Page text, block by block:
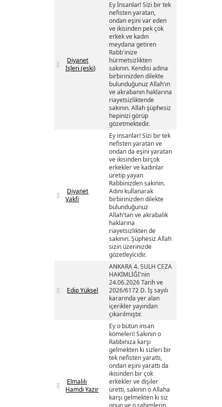
Diyanet
İşleri (eski)
Ey İnsanlar! Sizi bir tek
nefisten yaratan,
ondan eşini var eden
ve ikisinden pek çok
erkek ve kadın
meydana getiren
Rabb'inize
hürmetsizlikten
sakının. Kendisi adına
birbirinizden dilekte
bulunduğunuz Allah'ın
ve akrabanın haklarına
riayetsizliktende
sakının. Allah şüphesiz
hepinizi görüp
gözetmektedir.
Diyanet
Vakfi
Ey insanlar! Sizi bir tek
nefisten yaratan ve
ondan da eşini yaratan
ve ikisinden birçok
erkekler ve kadınlar
üretip yayan
Rabbinizden sakının.
Adını kullanarak
birbirinizden dilekte
bulunduğunuz
Allah'tan ve akrabalık
haklarına
riayetsizlikten de
sakının. Şüphesiz Allah
sizin üzerinizde
gözetleyicidir.
Edip Yüksel
ANKARA 4. SULH CEZA
HAKİMLİĞİ'nin
24.06.2026 Tarih ve
2026/6172 D. İş sayılı
kararında yer alan
içerikler yayından
çıkarılmıştır.
Elmalılı
Hamdi Yazır
Ey o bütün insan
kömeleri! Sakının o
Rabbınıza karşı
gelmekten ki sizleri bir
tek nefisten yarattı,
ondan eşini yarattı da
ikisinden bir çok
erkekler ve dişiler
üretti, sakının o Allaha
karşı gelmekten ki siz